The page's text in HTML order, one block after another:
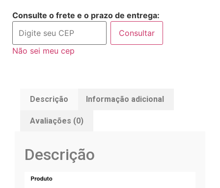
Consulte o frete e o prazo de entrega:
Consultar
Não sei meu cep
Descrição Informação adicional
Avaliações (0)
Descrição